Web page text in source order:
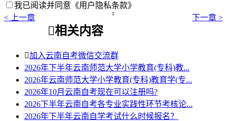
我已阅读并同意 《用户隐私条款》
< 上一章
 下一章 >
相关内容
加入云南自考微信交流群
2026年下半年云南师范大学小学教育(专科)教...
2026年云南师范大学小学教育(专科)教育学(专...
2026年10月云南自考现在可以注册吗?
2026下半年云南自考各专业实践性环节考核论...
2026年下半年云南自学考试什么时候报名？